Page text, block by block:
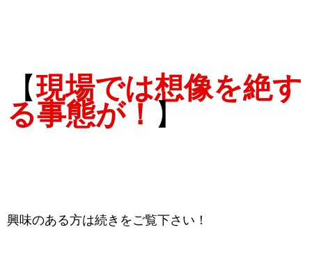
【現場では想像を絶す
る事態が！ 】
興味のある方は続きをご覧下さい！